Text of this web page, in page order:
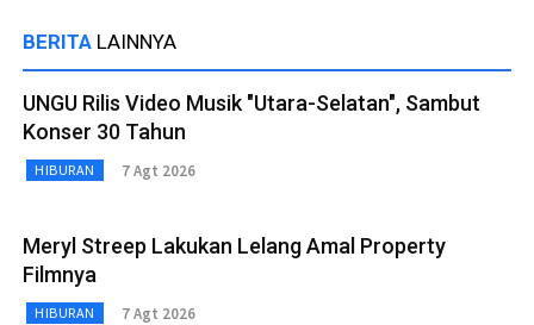
BERITA LAINNYA
UNGU Rilis Video Musik "Utara-Selatan", Sambut
Konser 30 Tahun
HIBURAN 7 Agt 2026
Meryl Streep Lakukan Lelang Amal Property
Filmnya
HIBURAN 7 Agt 2026